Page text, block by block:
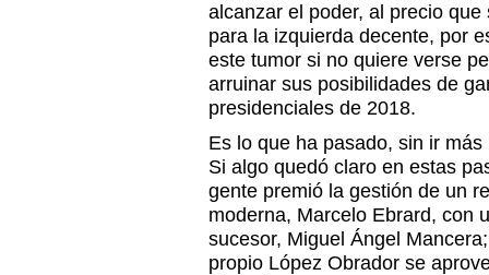
alcanzar el poder, al precio
para la izquierda decente, por
este tumor si no quiere verse
arruinar sus posibilidades de
presidenciales de 2018.
Es lo que ha pasado, sin ir
Si algo quedó claro en estas
gente premió la gestión de un
moderna, Marcelo Ebrard, con
sucesor, Miguel Ángel
propio López Obrador se